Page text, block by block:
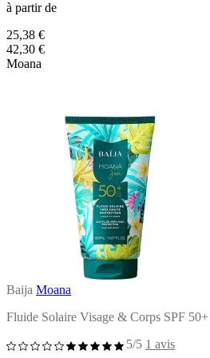
à partir de
25,38 €
42,30 €
Moana
Baija Moana
Fluide Solaire Visage & Corps SPF 50+
5/5 1 avis